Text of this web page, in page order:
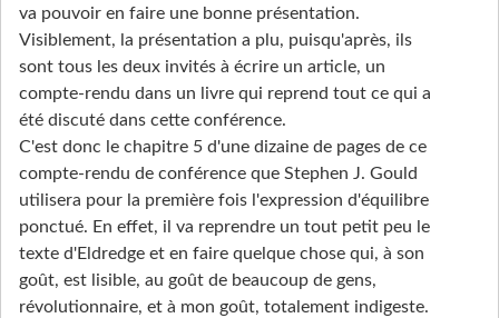
va pouvoir en faire une bonne présentation.
Visiblement, la présentation a plu, puisqu'après, ils
sont tous les deux invités à écrire un article, un
compte-rendu dans un livre qui reprend tout ce qui a
été discuté dans cette conférence.
C'est donc le chapitre 5 d'une dizaine de pages de ce
compte-rendu de conférence que Stephen J. Gould
utilisera pour la première fois l'expression d'équilibre
ponctué. En effet, il va reprendre un tout petit peu le
texte d'Eldredge et en faire quelque chose qui, à son
goût, est lisible, au goût de beaucoup de gens,
révolutionnaire, et à mon goût, totalement indigeste.